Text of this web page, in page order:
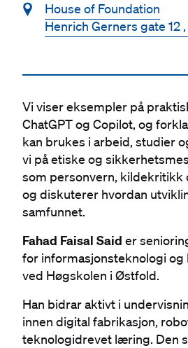
📍
House of Foundation
Henrich Gerners gate 12
Vi viser eksempler på
ChatGPT og Copilot, og
kan brukes i arbeid, studier
vi på etiske og
som personvern, kildekritikk
og diskuterer hvordan
samfunnet.
Fahad Faisal Said er
for informasjonsteknologi og
ved Høgskolen i Østfold.
Han bidrar aktivt i
innen digital fabrikasjon,
teknologidrevet læring. Den